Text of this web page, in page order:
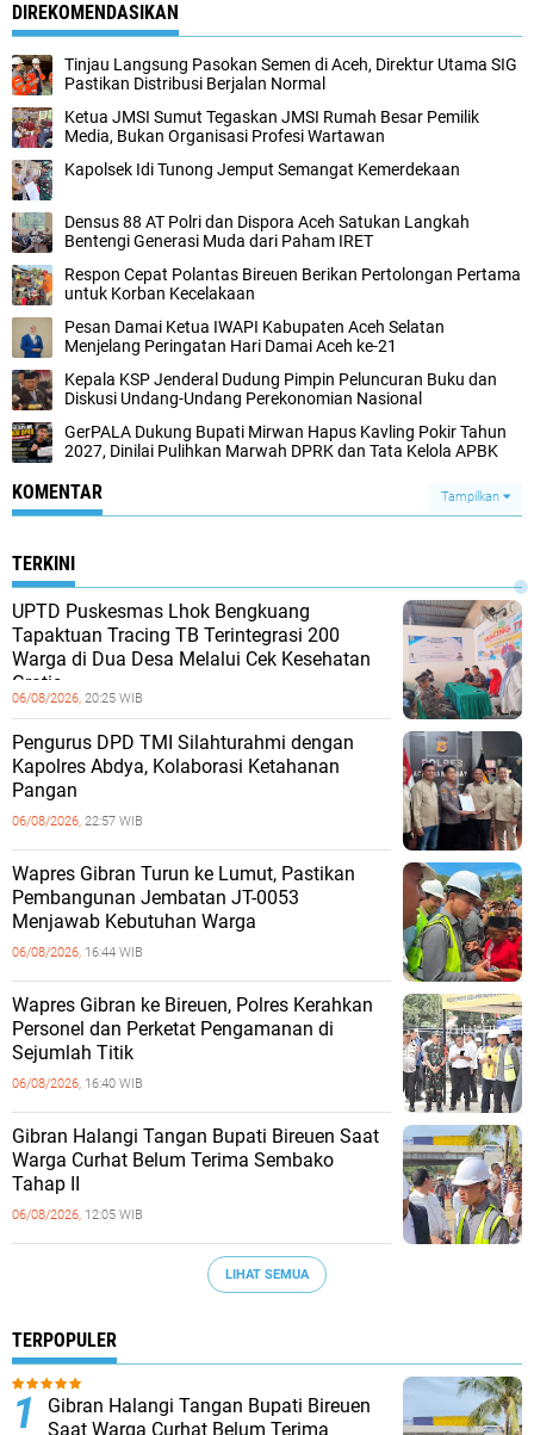
DIREKOMENDASIKAN
‎Tinjau Langsung Pasokan Semen di Aceh, ‎Direktur Utama SIG
Pastikan Distribusi Berjalan Normal ‎
Ketua JMSI Sumut Tegaskan JMSI Rumah Besar Pemilik
Media, Bukan Organisasi Profesi Wartawan
Kapolsek Idi Tunong Jemput Semangat Kemerdekaan
Densus 88 AT Polri dan Dispora Aceh Satukan Langkah
Bentengi Generasi Muda dari Paham IRET
Respon Cepat Polantas Bireuen Berikan Pertolongan Pertama
untuk Korban Kecelakaan
‎Pesan Damai Ketua IWAPI Kabupaten Aceh Selatan
Menjelang Peringatan Hari Damai Aceh ke-21
Kepala KSP Jenderal Dudung Pimpin Peluncuran Buku dan
Diskusi Undang-Undang Perekonomian Nasional
GerPALA Dukung Bupati Mirwan Hapus Kavling Pokir Tahun
2027, Dinilai Pulihkan Marwah DPRK dan Tata Kelola APBK
KOMENTAR Tampilkan
TERKINI
UPTD Puskesmas Lhok Bengkuang
Tapaktuan ‎Tracing TB Terintegrasi 200
Warga di Dua Desa Melalui Cek Kesehatan
Gratis
06/08/2026, 20:25 WIB
Pengurus DPD TMI Silahturahmi dengan
Kapolres Abdya, Kolaborasi Ketahanan
Pangan
06/08/2026, 22:57 WIB
Wapres Gibran Turun ke Lumut, Pastikan
Pembangunan Jembatan JT-0053
Menjawab Kebutuhan Warga
06/08/2026, 16:44 WIB
Wapres Gibran ke Bireuen, Polres Kerahkan
Personel dan Perketat Pengamanan di
Sejumlah Titik
06/08/2026, 16:40 WIB
Gibran Halangi Tangan Bupati Bireuen Saat
Warga Curhat Belum Terima Sembako
Tahap II
06/08/2026, 12:05 WIB
LIHAT SEMUA
TERPOPULER
Gibran Halangi Tangan Bupati Bireuen
Saat Warga Curhat Belum Terima